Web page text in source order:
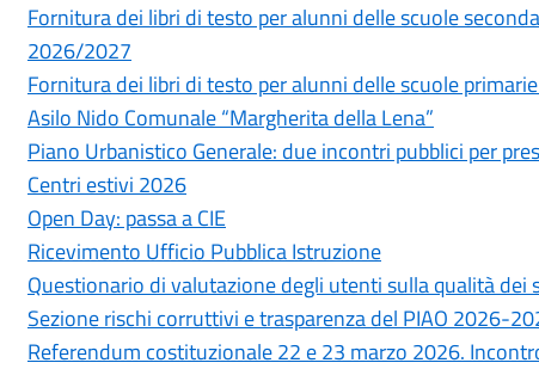
Fornitura dei libri di testo per alunni delle scuole
2026/2027
Fornitura dei libri di testo per alunni delle scuole
Asilo Nido Comunale “Margherita della Lena”
Piano Urbanistico Generale: due incontri pubblici per
Centri estivi 2026
Open Day: passa a CIE
Ricevimento Ufficio Pubblica Istruzione
Questionario di valutazione degli utenti sulla qualità dei
Sezione rischi corruttivi e trasparenza del PIAO 2026-
Referendum costituzionale 22 e 23 marzo 2026.